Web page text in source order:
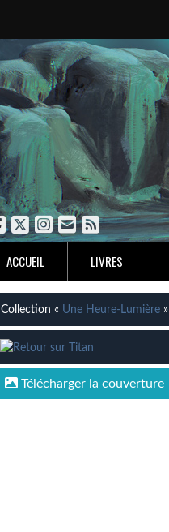
ACCUEIL LIVRES
Collection « Une Heure-Lumière »
Télécharger la couverture